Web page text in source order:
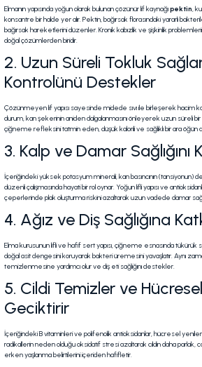
Elmanın yapısında yoğun olarak bulunan çözünür lif kaynağıpektin,
konsantre bir halde yer alır. Pektin, bağırsak florasındaki yararlı
bağırsak hareketlerini düzenler. Kronik kabızlık ve şişkinlik
doğal çözümlerden biridir.
2. Uzun Süreli Tokluk
Kontrolünü Destekler
Çözünmeyen lif yapısı sayesinde midede sıvı ile birleşerek hacim
durum, kan şekerinin aniden dalgalanmasını önleyerek uzun süreli
çiğneme refleksini tatmin eden, düşük kalorili ve sağlıklı bir ara öğün
3. Kalp ve Damar Sağlığını
İçeriğindeki yüksek potasyum minerali, kan basıncının (tansiyonun)
düzenli çalışmasında hayati bir rol oynar. Yoğun lifli yapısı ve
çeperlerinde plak oluşturma riskini azaltarak uzun vadede damar
4. Ağız ve Diş Sağlığına
Elma kurusunun lifli ve hafif sert yapısı, çiğneme esnasında tükürük
doğal asit dengesini koruyarak bakteri üremesini yavaşlatır. Aynı
temizlenmesine yardımcı olur ve diş eti sağlığını destekler.
5. Cildi Temizler ve
Geciktirir
İçeriğindeki B vitaminleri ve polifenolik antioksidanlar, hücresel
radikallerin neden olduğu oksidatif stresi azaltarak cildin daha parlak,
erken yaşlanma belirtilerini içeriden hafifletir.